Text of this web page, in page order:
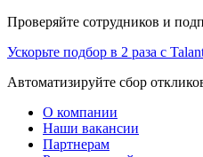
Проверяйте сотрудников и
Ускорьте подбор в 2 раза с
Автоматизируйте сбор
О компании
Наши вакансии
Партнерам